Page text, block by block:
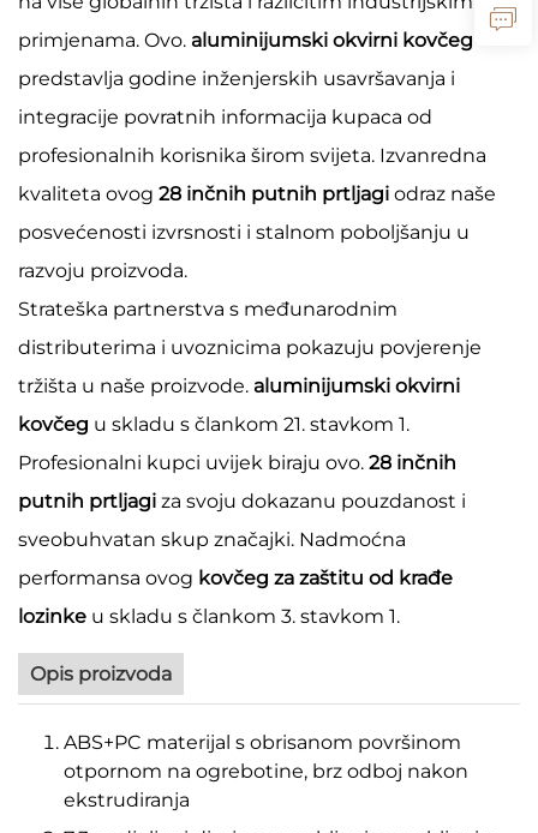
primjenama. Ovo. aluminijumski okvirni kovčeg
predstavlja godine inženjerskih usavršavanja i
integracije povratnih informacija kupaca od
profesionalnih korisnika širom svijeta. Izvanredna
kvaliteta ovog 28 inčnih putnih prtljagi odraz naše
posvećenosti izvrsnosti i stalnom poboljšanju u
razvoju proizvoda.
Strateška partnerstva s međunarodnim
distributerima i uvoznicima pokazuju povjerenje
tržišta u naše proizvode. aluminijumski okvirni
kovčeg u skladu s člankom 21. stavkom 1.
Profesionalni kupci uvijek biraju ovo. 28 inčnih
putnih prtljagi za svoju dokazanu pouzdanost i
sveobuhvatan skup značajki. Nadmoćna
performansa ovog kovčeg za zaštitu od krađe
lozinke u skladu s člankom 3. stavkom 1.
Opis proizvoda
ABS+PC materijal s obrisanom površinom
otpornom na ogrebotine, brz odboj nakon
ekstrudiranja